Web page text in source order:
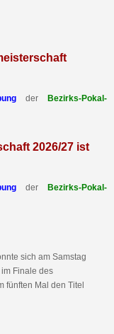
der
Bezirks-Pokal-
2026/27 ist
der
Bezirks-Pokal-
sich am Samstag
Finale des
fünften Mal den Titel